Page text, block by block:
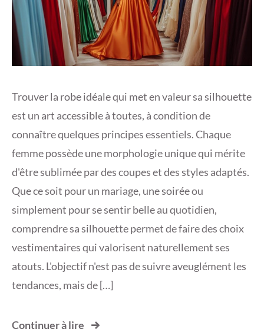
Trouver la robe idéale qui met en valeur sa silhouette
est un art accessible à toutes, à condition de
connaître quelques principes essentiels. Chaque
femme possède une morphologie unique qui mérite
d'être sublimée par des coupes et des styles adaptés.
Que ce soit pour un mariage, une soirée ou
simplement pour se sentir belle au quotidien,
comprendre sa silhouette permet de faire des choix
vestimentaires qui valorisent naturellement ses
atouts. L'objectif n'est pas de suivre aveuglément les
tendances, mais de […]
Continuer à lire